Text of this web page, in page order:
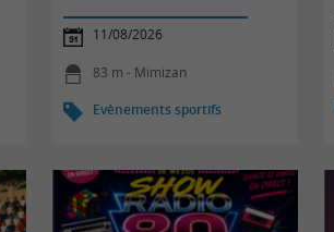
11/08/2026
83 m - Mimizan
Evènements sportifs